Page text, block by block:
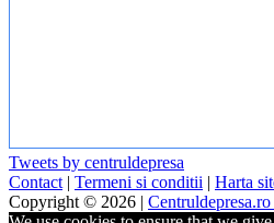
Tweets by centruldepresa
Contact | Termeni si conditii | Harta
Copyright © 2026 |